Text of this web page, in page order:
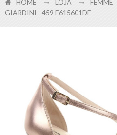
English
Login
HOME LOJA FEMME
GIARDINI - 459 E615601DE